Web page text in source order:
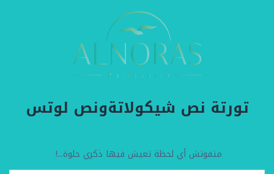
تورتة نص شيكولاتةونص لوتس
متفوتش أي لحظة تعيش فيها ذكري حلوة...!